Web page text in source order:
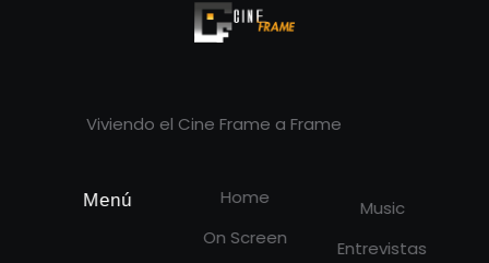
Viviendo el Cine Frame a Frame
Menú
Home
On Screen
Music
Entrevistas